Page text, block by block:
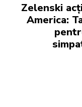
Zelenski
America: